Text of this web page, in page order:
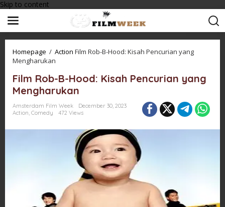
Skip to content
Homepage / Action Film Rob-B-Hood: Kisah Pencurian yang
Mengharukan
Film Rob-B-Hood: Kisah Pencurian yang
Mengharukan
Amsterdam Film Week
December 30, 2023
Action, Comedy 472 Views